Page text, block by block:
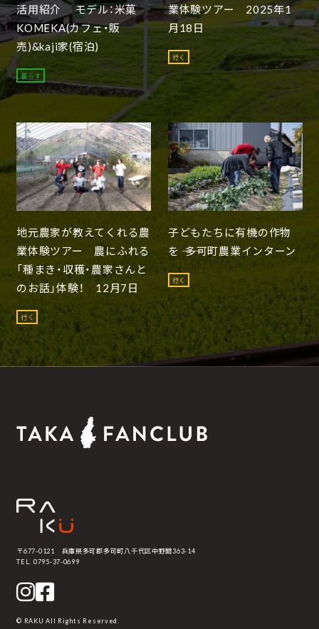
活用紹介 モデル：米菓
KOMEKA(カフェ・販
売)&kaji家(宿泊)
暮らす
業体験ツアー 2025年1
月18日
行く
地元農家が教えてくれる農
業体験ツアー 農にふれる
「種まき・収穫・農家さんと
のお話」体験！ 12月7日
行く
子どもたちに有機の作物
を ―― 多可町農業インターン
行く
〒677-0121 兵庫県多可郡多可町八千代区中野間363-14
TEL. 0795-37-0699
© RAKU All Rights Reserved.